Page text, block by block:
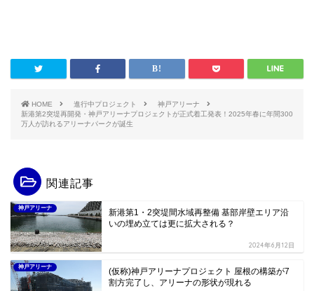
HOME 進行中プロジェクト
神戸アリーナ
新港第2突堤再開発・神戸アリーナプロジェクトが正式着工発表！2025年春に年間300
万人が訪れるアリーナパークが誕生
関連記事
神戸アリーナ
新港第1・2突堤間水域再整備 基部岸壁エリア沿
いの埋め立ては更に拡大される？
2024年6月12日
神戸アリーナ
(仮称)神戸アリーナプロジェクト 屋根の構築が7
割方完了し、アリーナの形状が現れる